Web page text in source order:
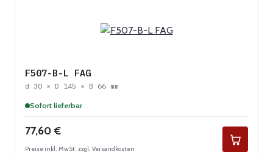
F507-B-L FAG
d 30 × D 145 × B 66 mm
Sofort lieferbar
Regulärer Preis:
77,60 €
Preise inkl. MwSt. zzgl. Versandkosten